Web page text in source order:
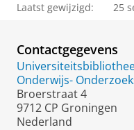
r
P
o
r
t
a
l
Laatst gewijzigd: 25
Contactgegevens
Onderwijs-
Broerstraat 4
9712 CP Groningen
Nederland